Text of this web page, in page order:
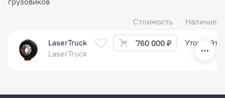
Стоимость
Наличие
LaserTruck
LaserTruck
760 000 ₽ Уточняйте